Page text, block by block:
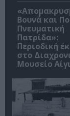
Βουνά και
Πνευματική
Πατρίδα»:
Περιοδική
στο
Μουσείο